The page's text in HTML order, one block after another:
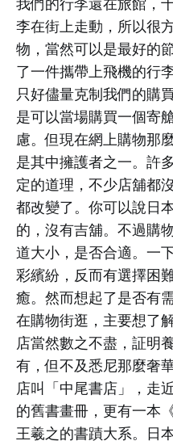
李在街上走動，所以很
物，當然可以是最好的
了一件攜帶上飛機的行
只好儘量克制我們的購
是可以當場購買一個寄
慮。但現在網上購物那
是其中擁護者之一。許
定的道理，不少店舖都
都改變了。你可以說日
的，沒有吉舖。不過購
道大小，是否合適。一
彩繽紛，反而有選擇困
癒。然而想起了是否有
在購物街逛，主要想了
店當然數之不盡，証明
有，但不及悉尼那麼奢
店叫「中尾書店」，走
的舊書畫冊，更有一本
王羲之的書蹟大系。日